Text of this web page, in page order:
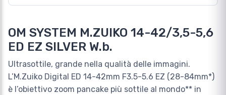
OM SYSTEM M.ZUIKO 14-42/3,5-5,6
ED EZ SILVER W.b.
Ultrasottile, grande nella qualità delle immagini.
L’M.Zuiko Digital ED 14-42mm F3.5-5.6 EZ (28-84mm*)
è l’obiettivo zoom pancake più sottile al mondo** in